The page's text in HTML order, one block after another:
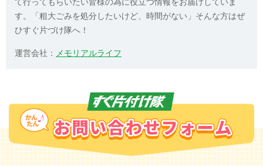
す。「粗大ごみを処分したいけど、時間がない」そんな方はぜ
ひすぐ片づけ隊へ！
運営会社： メモリアルライフ